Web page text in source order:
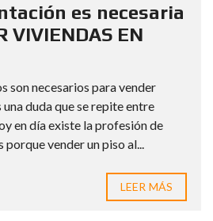
es necesaria
VIVIENDAS EN
son necesarios para vender
una duda que se repite entre
en día existe la profesión de
vender un piso al...
LEER MÁS